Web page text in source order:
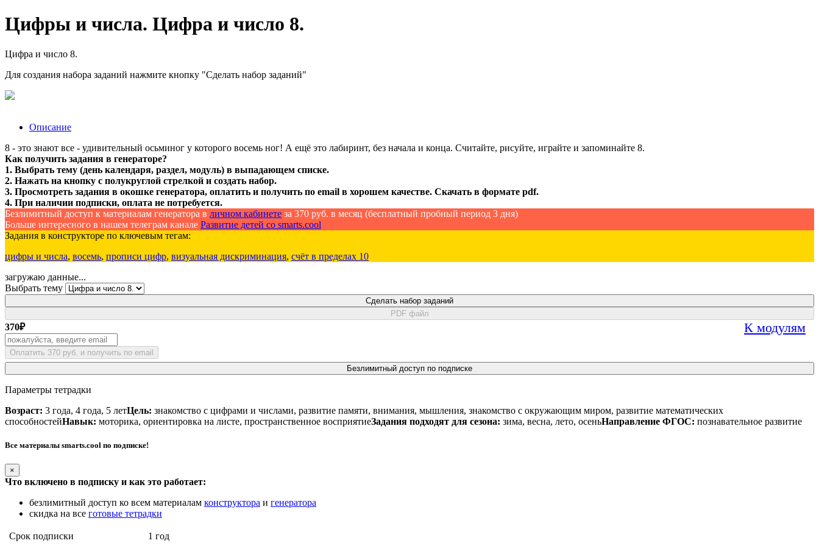
Цифры и числа. Цифра и число 8.
Цифра и число 8.
Для создания набора заданий нажмите кнопку "Сделать набор заданий"
Описание
8 - это знают все - удивительный осьминог у которого восемь ног! А ещё это лабиринт, без начала и конца. Считайте, рисуйте, играйте и запоминайте 8.
Как получить задания в генераторе?
1. Выбрать тему (день календаря, раздел, модуль) в выпадающем списке.
2. Нажать на кнопку с полукруглой стрелкой и создать набор.
3. Просмотреть задания в окошке генератора, оплатить и получить по email в хорошем качестве. Скачать в формате pdf.
4. При наличии подписки, оплата не потребуется.
Безлимитный доступ к материалам генератора в личном кабинете за 370 руб. в месяц (бесплатный пробный период 3 дня)
Больше интересного в нашем телеграм канале Развитие детей со smarts.cool
Задания в конструкторе по ключевым тегам:
цифры и числа, восемь, прописи цифр, визуальная дискриминация, счёт в пределах 10
загружаю данные...
Выбрать тему
Сделать набор заданий
PDF файл
370₽ К модулям
Оплатить 370 руб. и получить по email
Безлимитный доступ по подписке
Параметры тетрадки
Возраст: 3 года, 4 года, 5 летЦель: знакомство с цифрами и числами, развитие памяти, внимания, мышления, знакомство с окружающим миром, развитие математических
способностейНавык: моторика, ориентировка на листе, пространственное восприятиеЗадания подходят для сезона: зима, весна, лето, осеньНаправление ФГОС: познавательное развитие
Все материалы smarts.cool по подписке!
×
Что включено в подписку и как это работает:
безлимитный доступ ко всем материалам конструктора и генератора
скидка на все готовые тетрадки
Срок подписки
1 год